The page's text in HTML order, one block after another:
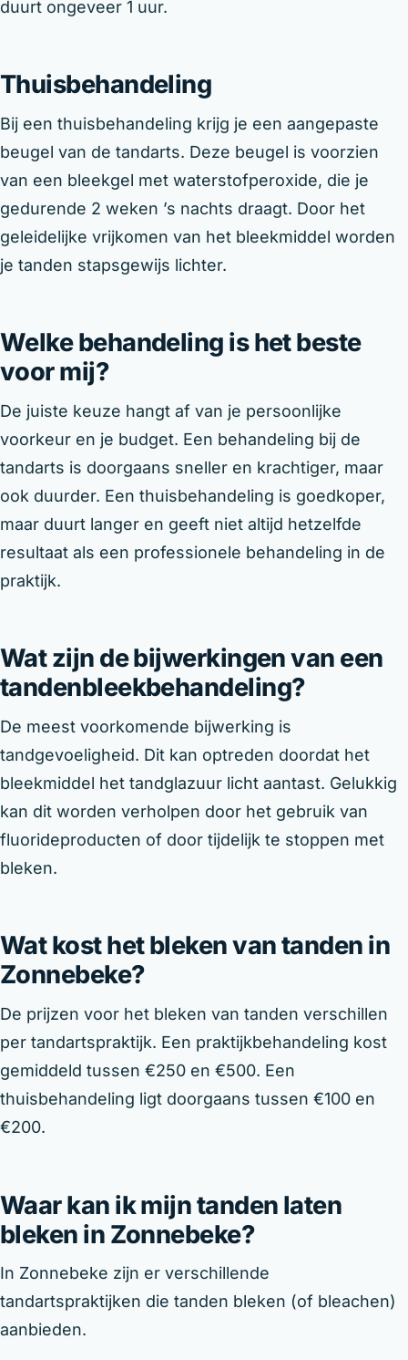
duurt ongeveer 1 uur.
Thuisbehandeling
Bij een thuisbehandeling krijg je een aangepaste
beugel van de tandarts. Deze beugel is voorzien
van een bleekgel met waterstofperoxide, die je
gedurende 2 weken ’s nachts draagt. Door het
geleidelijke vrijkomen van het bleekmiddel worden
je tanden stapsgewijs lichter.
Welke behandeling is het beste
voor mij?
De juiste keuze hangt af van je persoonlijke
voorkeur en je budget. Een behandeling bij de
tandarts is doorgaans sneller en krachtiger, maar
ook duurder. Een thuisbehandeling is goedkoper,
maar duurt langer en geeft niet altijd hetzelfde
resultaat als een professionele behandeling in de
praktijk.
Wat zijn de bijwerkingen van een
tandenbleekbehandeling?
De meest voorkomende bijwerking is
tandgevoeligheid. Dit kan optreden doordat het
bleekmiddel het tandglazuur licht aantast. Gelukkig
kan dit worden verholpen door het gebruik van
fluorideproducten of door tijdelijk te stoppen met
bleken.
Wat kost het bleken van tanden in
Zonnebeke?
De prijzen voor het bleken van tanden verschillen
per tandartspraktijk. Een praktijkbehandeling kost
gemiddeld tussen €250 en €500. Een
thuisbehandeling ligt doorgaans tussen €100 en
€200.
Waar kan ik mijn tanden laten
bleken in Zonnebeke?
In Zonnebeke zijn er verschillende
tandartspraktijken die tanden bleken (of bleachen)
aanbieden.